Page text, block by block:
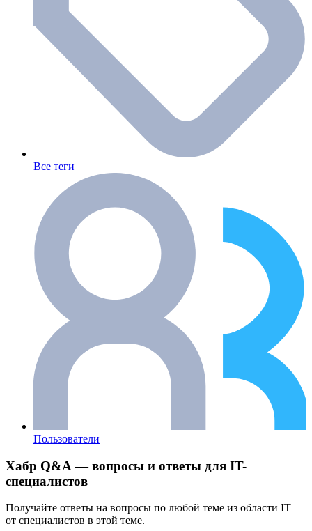
Все теги
Пользователи
Хабр Q&A — вопросы и ответы для IT-
специалистов
Получайте ответы на вопросы по любой теме из области IT
от специалистов в этой теме.